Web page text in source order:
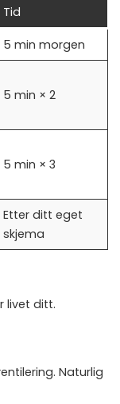
Tid
5 min morgen
5 min × 2
5 min × 3
Etter ditt eget
skjema
livet ditt.
Naturlig